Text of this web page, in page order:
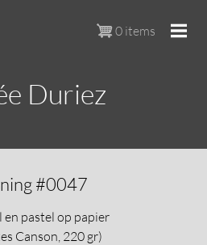
0 items
Duriez
#0047
pastel op papier
Canson, 220 gr)